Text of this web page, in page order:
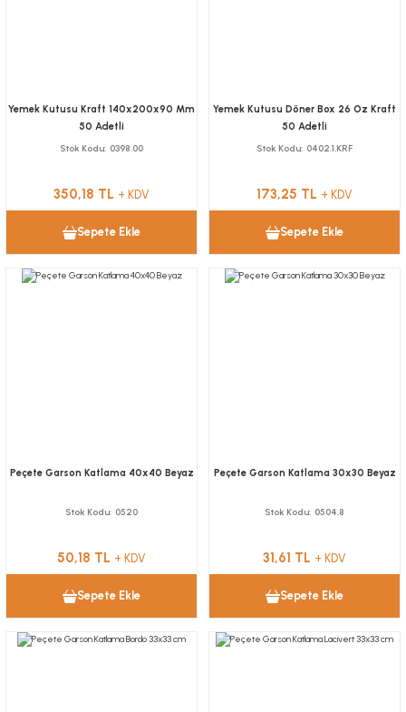
Yemek Kutusu Kraft 140x200x90 Mm
50 Adetli
Stok Kodu 0398.00
350,18 TL + KDV
Sepete Ekle
Yemek Kutusu Döner Box 26 Oz Kraft
50 Adetli
Stok Kodu 0402.1.KRF
173,25 TL + KDV
Sepete Ekle
Peçete Garson Katlama 40x40 Beyaz
Stok Kodu 0520
50,18 TL + KDV
Sepete Ekle
Peçete Garson Katlama 30x30 Beyaz
Stok Kodu 0504.8
31,61 TL + KDV
Sepete Ekle